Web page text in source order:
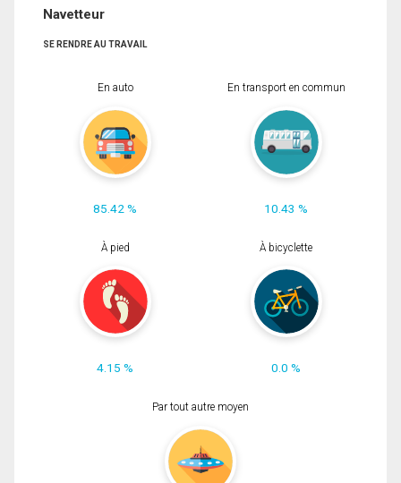
Navetteur
SE RENDRE AU TRAVAIL
En auto
85.42 %
En transport en commun
10.43 %
À pied
4.15 %
À bicyclette
0.0 %
Par tout autre moyen